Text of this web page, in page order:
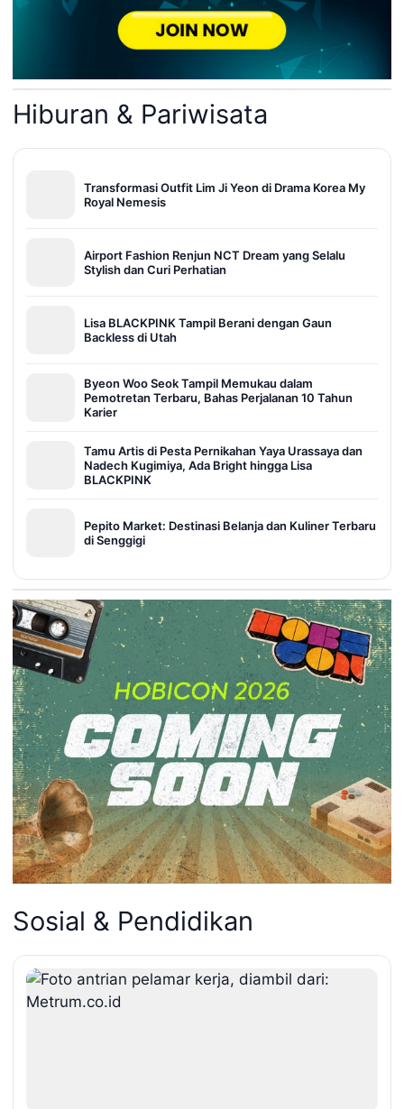
Hiburan & Pariwisata
Transformasi Outfit Lim Ji Yeon di Drama Korea My
Royal Nemesis
Airport Fashion Renjun NCT Dream yang Selalu
Stylish dan Curi Perhatian
Lisa BLACKPINK Tampil Berani dengan Gaun
Backless di Utah
Byeon Woo Seok Tampil Memukau dalam
Pemotretan Terbaru, Bahas Perjalanan 10 Tahun
Karier
Tamu Artis di Pesta Pernikahan Yaya Urassaya dan
Nadech Kugimiya, Ada Bright hingga Lisa
BLACKPINK
Pepito Market: Destinasi Belanja dan Kuliner Terbaru
di Senggigi
Sosial & Pendidikan